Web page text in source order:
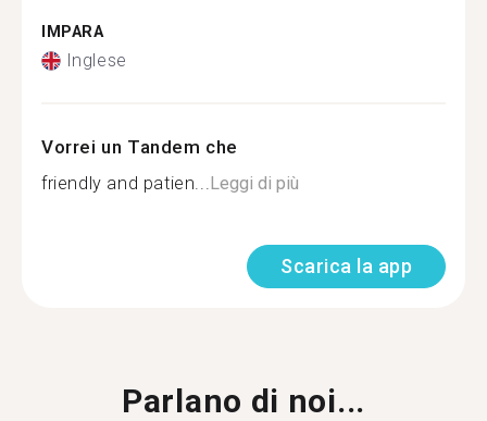
IMPARA
Inglese
Vorrei un Tandem che
friendly and patien...Leggi di più
Scarica la app
Parlano di noi...